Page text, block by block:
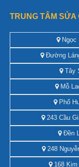
TRUNG TÂM SỬA
Ngọc
Đường
Tây
Mỗ
Phố
243 Cầu
Đền
248
168 Kim